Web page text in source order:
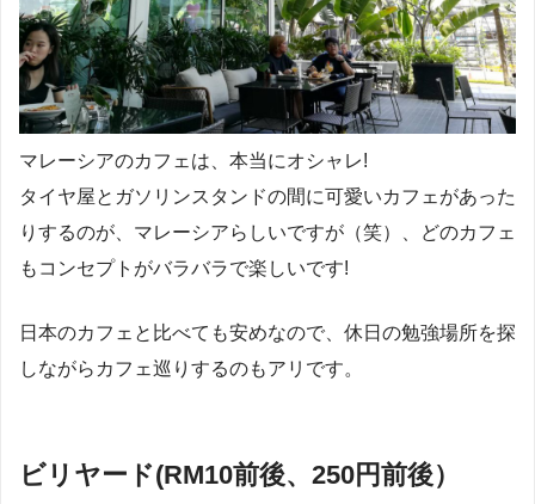
マレーシアのカフェは、本当にオシャレ!
タイヤ屋とガソリンスタンドの間に可愛いカフェがあった
りするのが、マレーシアらしいですが（笑）、どのカフェ
もコンセプトがバラバラで楽しいです!
日本のカフェと比べても安めなので、休日の勉強場所を探
しながらカフェ巡りするのもアリです。
ビリヤード(RM10前後、250円前後）